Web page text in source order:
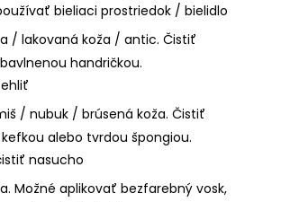
bieliaci prostriedok / bielidlo
/ lakovaná koža / antic. Čistiť
handričkou.
/ nubuk / brúsená koža. Čistiť
alebo tvrdou špongiou.
nasucho
Možné aplikovať bezfarebný vosk,